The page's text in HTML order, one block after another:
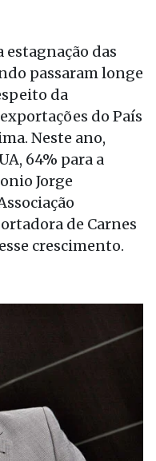
estagnação das
passaram longe
da
do País
Neste ano,
64% para a
Jorge
de Carnes
crescimento.